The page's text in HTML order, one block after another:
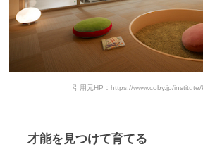
引用元HP：https://www.coby.jp/
才能を見つけて育てる